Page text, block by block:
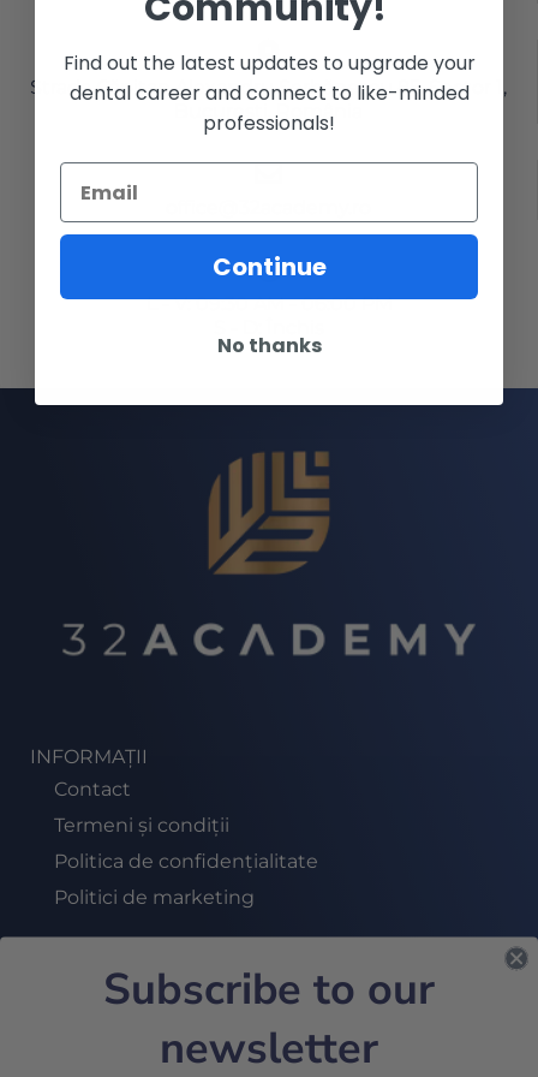
Strada Căpitan Alexandru Șerbănescu 85, Sector 1,
București, România
L - V: 09:30 AM - 06:00 PM
INFORMAȚII
Contact
Termeni și condiții
Politica de confidențialitate
Politici de marketing
ABONEAZĂ-TE LA NEWSLETTER
Subscribe to our
newsletter
Find out the latest updates to upgrade your
dental career and connect to like-minded
professionals!
Continue
No thanks